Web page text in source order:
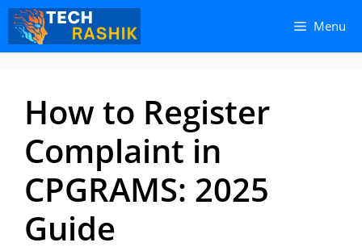
Skip
content
Skip
content
Menu
How to Register
Complaint in
CPGRAMS: 2025
Guide